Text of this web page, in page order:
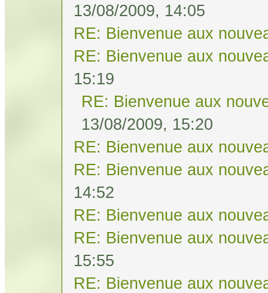
13/08/2009, 14:05
RE: Bienvenue aux
RE: Bienvenue aux
15:19
RE: Bienvenue aux
13/08/2009, 15:20
RE: Bienvenue aux
RE: Bienvenue aux
14:52
RE: Bienvenue aux
RE: Bienvenue aux
15:55
RE: Bienvenue aux